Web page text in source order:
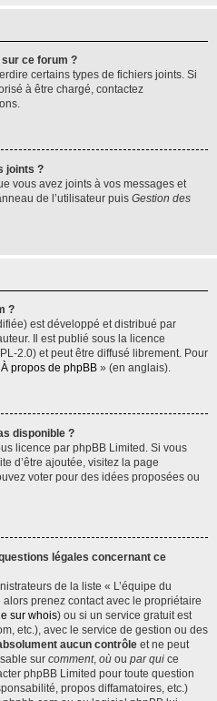
ce forum ?
certains types de fichiers joints. Si
à être chargé, contactez
joints ?
vous avez joints à vos messages et
de l’utilisateur puis Gestion des
?
est développé et distribué par
Il est publié sous la licence
2.0) et peut être diffusé librement. Pour
À propos de phpBB » (en anglais).
disponible ?
licence par phpBB Limited. Si vous
d’être ajoutée, visitez la page
voter pour des idées proposées ou
légales concernant ce
de la liste « L’équipe du
prenez contact avec le propriétaire
sur whois) ou si un service gratuit est
etc.), avec le service de gestion ou des
aucun contrôle et ne peut
sur comment, où ou par qui ce
phpBB Limited pour toute question
propos diffamatoires, etc.)